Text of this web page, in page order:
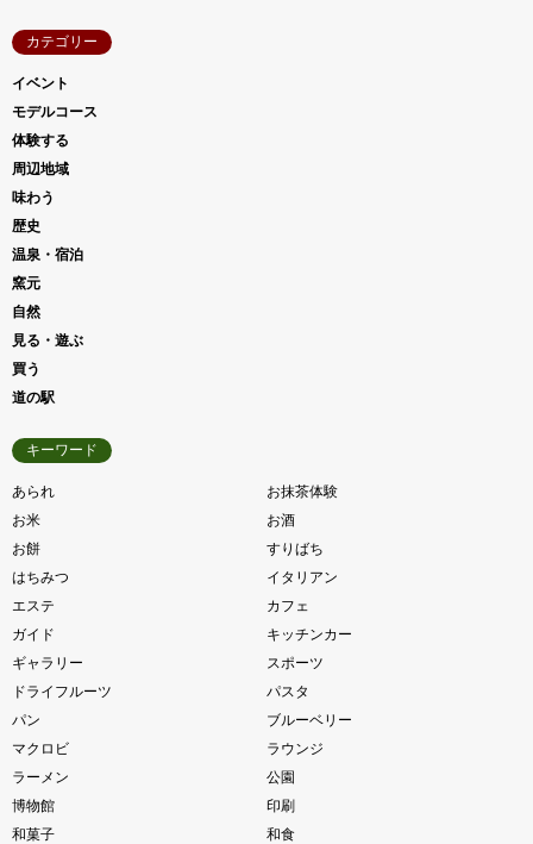
カテゴリー
イベント
モデルコース
体験する
周辺地域
味わう
歴史
温泉・宿泊
窯元
自然
見る・遊ぶ
買う
道の駅
キーワード
あられ
お抹茶体験
お米
お酒
お餅
すりばち
はちみつ
イタリアン
エステ
カフェ
ガイド
キッチンカー
ギャラリー
スポーツ
ドライフルーツ
パスタ
パン
ブルーベリー
マクロビ
ラウンジ
ラーメン
公園
博物館
印刷
和菓子
和食